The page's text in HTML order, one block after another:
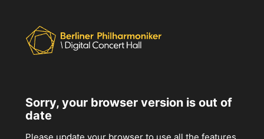
Sorry, your browser version is out of
date